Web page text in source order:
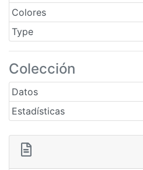
Colores
Type
Colección
Datos
Estadísticas